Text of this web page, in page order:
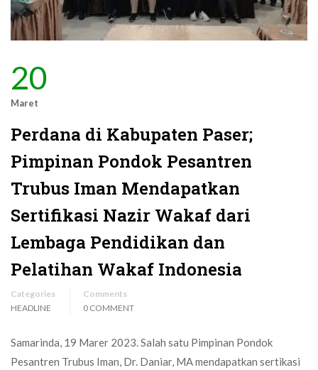
20
Maret
Perdana di Kabupaten Paser;
Pimpinan Pondok Pesantren
Trubus Iman Mendapatkan
Sertifikasi Nazir Wakaf dari
Lembaga Pendidikan dan
Pelatihan Wakaf Indonesia
Categories
HEADLINE
Comments
0 COMMENT
Samarinda, 19 Marer 2023. Salah satu Pimpinan Pondok
Pesantren Trubus Iman, Dr. Daniar, MA mendapatkan sertikasi